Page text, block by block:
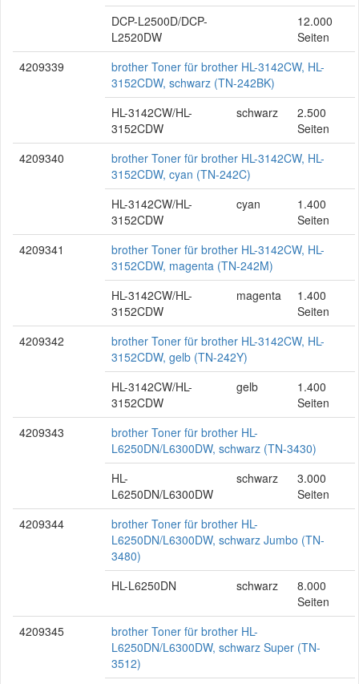
DCP-L2500D/DCP-
L2520DW
12.000
Seiten
4209339
brother Toner für brother HL-3142CW, HL-
3152CDW, schwarz (TN-242BK)
HL-3142CW/HL-
3152CDW
schwarz
2.500
Seiten
4209340
brother Toner für brother HL-3142CW, HL-
3152CDW, cyan (TN-242C)
HL-3142CW/HL-
3152CDW
cyan
1.400
Seiten
4209341
brother Toner für brother HL-3142CW, HL-
3152CDW, magenta (TN-242M)
HL-3142CW/HL-
3152CDW
magenta
1.400
Seiten
4209342
brother Toner für brother HL-3142CW, HL-
3152CDW, gelb (TN-242Y)
HL-3142CW/HL-
3152CDW
gelb
1.400
Seiten
4209343
brother Toner für brother HL-
L6250DN/L6300DW, schwarz (TN-3430)
HL-
L6250DN/L6300DW
schwarz
3.000
Seiten
4209344
brother Toner für brother HL-
L6250DN/L6300DW, schwarz Jumbo (TN-
3480)
HL-L6250DN
schwarz
8.000
Seiten
4209345
brother Toner für brother HL-
L6250DN/L6300DW, schwarz Super (TN-
3512)